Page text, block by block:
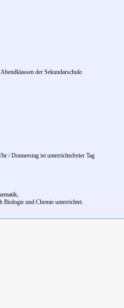
der Sekundarschule.
/ Donnerstag ist unterrichtsfreier Tag
Biologie und Chemie unterrichtet.